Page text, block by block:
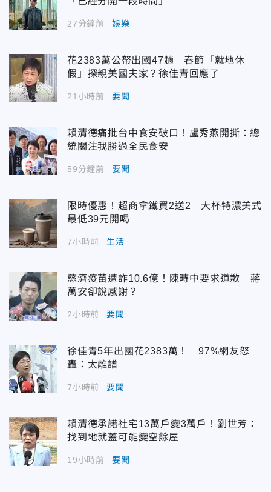
27分鐘前 娛樂
花2383萬公帑出國47趟 春節「就地休
假」探親美國夫家？徐佳青回應了
21小時前 要聞
賴清德痛批台中食安破口！盧秀燕開撕：總
統關注我勝過全民食安
59分鐘前 要聞
限時優惠！超商拿鐵買2送2 大杯特濃美式
最低39元開喝
7小時前 生活
慈濟疫苗遭詐10.6億！陳時中要求道歉 蔣
萬安卻說感謝？
2小時前 要聞
徐佳青5年出國花2383萬！ 97%網友怒
轟：太離譜
7小時前 要聞
賴清德承諾社宅13萬戶變3萬戶！劉世芳：
找到地就蓋可能變空餘屋
19小時前 要聞